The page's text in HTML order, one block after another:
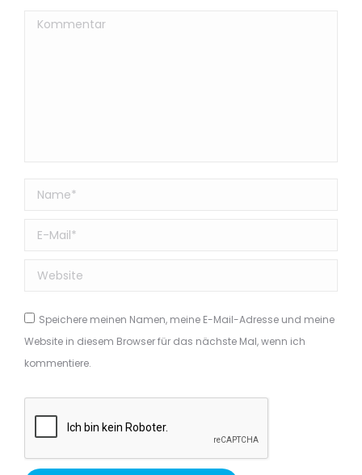
Kommentar
Name *
E-Mail *
Website
Speichere meinen Namen, meine E-Mail-Adresse und meine
Website in diesem Browser für das nächste Mal, wenn ich
kommentiere.